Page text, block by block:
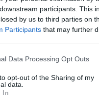
downstream participants. This
by us to third parties on
Participants that may further
Data Processing Opt Outs
opt-out of the Sharing of my
data.
In
Věk: 26
Kontakt
Napsat uživateli vzkaz
Informace o profilu a
Registrace od